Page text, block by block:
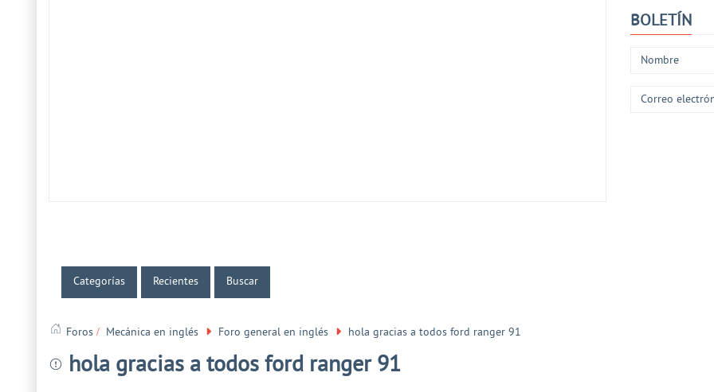
BOLETÍN
Categorías Recientes Buscar
Foros Mecánica en inglés Foro general en inglés hola gracias a todos ford ranger 91
hola gracias a todos ford ranger 91